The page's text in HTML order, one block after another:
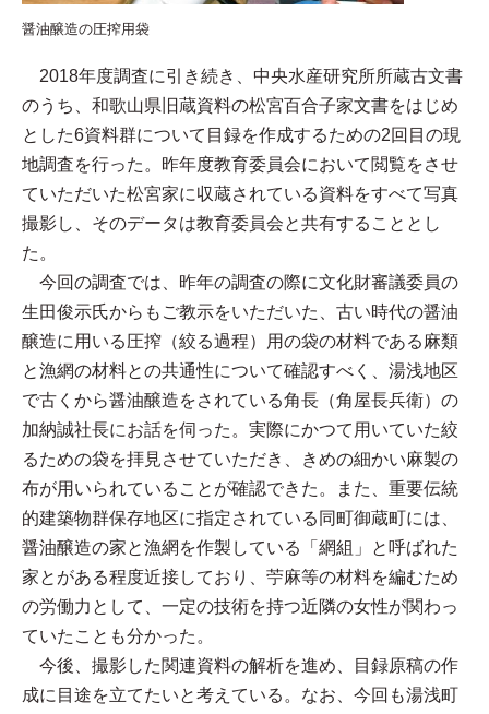
醤油醸造の圧搾用袋
2018年度調査に引き続き、中央水産研究所所蔵古文書
のうち、和歌山県旧蔵資料の松宮百合子家文書をはじめ
とした6資料群について目録を作成するための2回目の現
地調査を行った。昨年度教育委員会において閲覧をさせ
ていただいた松宮家に収蔵されている資料をすべて写真
撮影し、そのデータは教育委員会と共有することとし
た。
今回の調査では、昨年の調査の際に文化財審議委員の
生田俊示氏からもご教示をいただいた、古い時代の醤油
醸造に用いる圧搾（絞る過程）用の袋の材料である麻類
と漁網の材料との共通性について確認すべく、湯浅地区
で古くから醤油醸造をされている角長（角屋長兵衛）の
加納誠社長にお話を伺った。実際にかつて用いていた絞
るための袋を拝見させていただき、きめの細かい麻製の
布が用いられていることが確認できた。また、重要伝統
的建築物群保存地区に指定されている同町御蔵町には、
醤油醸造の家と漁網を作製している「網組」と呼ばれた
家とがある程度近接しており、苧麻等の材料を編むため
の労働力として、一定の技術を持つ近隣の女性が関わっ
ていたことも分かった。
今後、撮影した関連資料の解析を進め、目録原稿の作
成に目途を立てたいと考えている。なお、今回も湯浅町